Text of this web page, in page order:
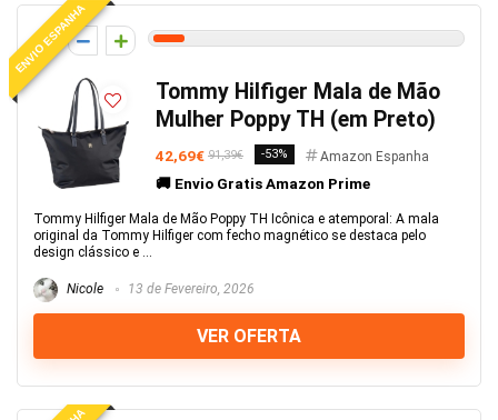
ENVIO ESPANHA
5
Tommy Hilfiger Mala de Mão
Mulher Poppy TH (em Preto)
42,69€ 91,39€ -53% Amazon Espanha
🚚 Envio Gratis Amazon Prime
Tommy Hilfiger Mala de Mão Poppy TH Icônica e atemporal: A mala
original da Tommy Hilfiger com fecho magnético se destaca pelo
design clássico e ...
Nicole 13 de Fevereiro, 2026
VER OFERTA